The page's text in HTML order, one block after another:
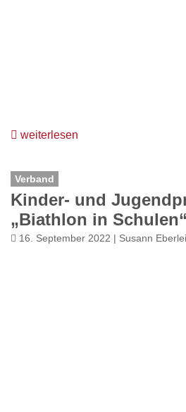
weiterlesen
Verband
Kinder- und
„Biathlon in Schulen“
16. September 2022 | Susann